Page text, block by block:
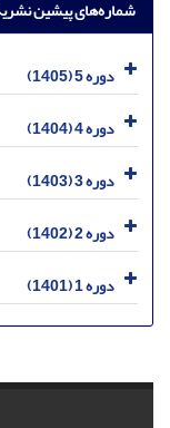
شماره‌های پیشین
دوره 5 (1405)
دوره 4 (1404)
دوره 3 (1403)
دوره 2 (1402)
دوره 1 (1401)